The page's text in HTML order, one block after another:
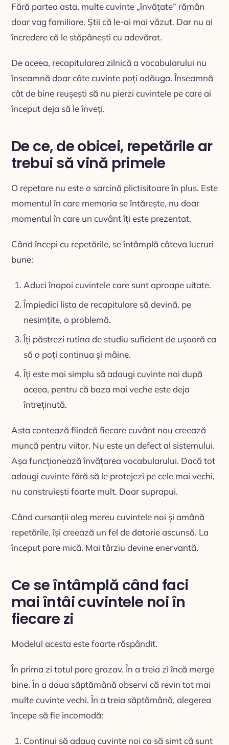
Fără partea asta, multe cuvinte „învățate” rămân
doar vag familiare. Știi că le-ai mai văzut. Dar nu ai
încredere că le stăpânești cu adevărat.
De aceea, recapitularea zilnică a vocabularului nu
înseamnă doar câte cuvinte poți adăuga. Înseamnă
cât de bine reușești să nu pierzi cuvintele pe care ai
început deja să le înveți.
De ce, de obicei, repetările ar
trebui să vină primele
O repetare nu este o sarcină plictisitoare în plus. Este
momentul în care memoria se întărește, nu doar
momentul în care un cuvânt îți este prezentat.
Când începi cu repetările, se întâmplă câteva lucruri
bune:
Aduci înapoi cuvintele care sunt aproape uitate.
Împiedici lista de recapitulare să devină, pe
nesimțite, o problemă.
Îți păstrezi rutina de studiu suficient de ușoară ca
să o poți continua și mâine.
Îți este mai simplu să adaugi cuvinte noi după
aceea, pentru că baza mai veche este deja
întreținută.
Asta contează fiindcă fiecare cuvânt nou creează
muncă pentru viitor. Nu este un defect al sistemului.
Așa funcționează învățarea vocabularului. Dacă tot
adaugi cuvinte fără să le protejezi pe cele mai vechi,
nu construiești foarte mult. Doar suprapui.
Când cursanții aleg mereu cuvintele noi și amână
repetările, își creează un fel de datorie ascunsă. La
început pare mică. Mai târziu devine enervantă.
Ce se întâmplă când faci
mai întâi cuvintele noi în
fiecare zi
Modelul acesta este foarte răspândit.
În prima zi totul pare grozav. În a treia zi încă merge
bine. În a doua săptămână observi că revin tot mai
multe cuvinte vechi. În a treia săptămână, alegerea
începe să fie incomodă:
Continui să adaug cuvinte noi ca să simt că sunt